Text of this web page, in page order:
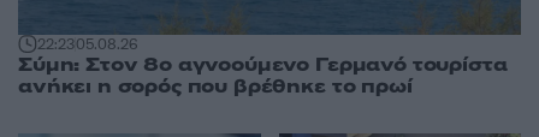
22:2305.08.26
Σύμη: Στον 8ο αγνοούμενο Γερμανό τουρίστα
ανήκει η σορός που βρέθηκε το πρωί